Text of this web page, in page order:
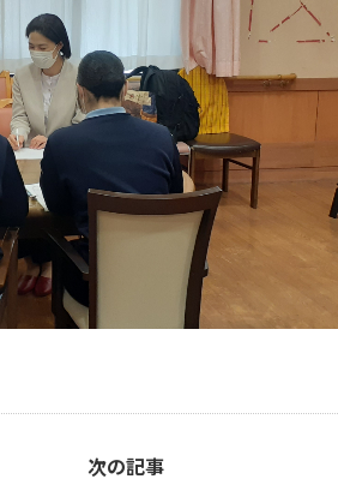
次の記事